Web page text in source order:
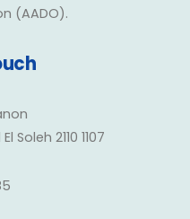
(AADO).
Soleh 2110 1107